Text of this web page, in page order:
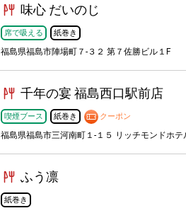
味心 だいのじ
席で吸える 紙巻き
福島県福島市陣場町７-３２ 第７佐勝ビル１F
千年の宴 福島西口駅前店
喫煙ブース 紙巻き クーポン
福島県福島市三河南町１-１５ リッチモンドホテ
ふう凛
紙巻き